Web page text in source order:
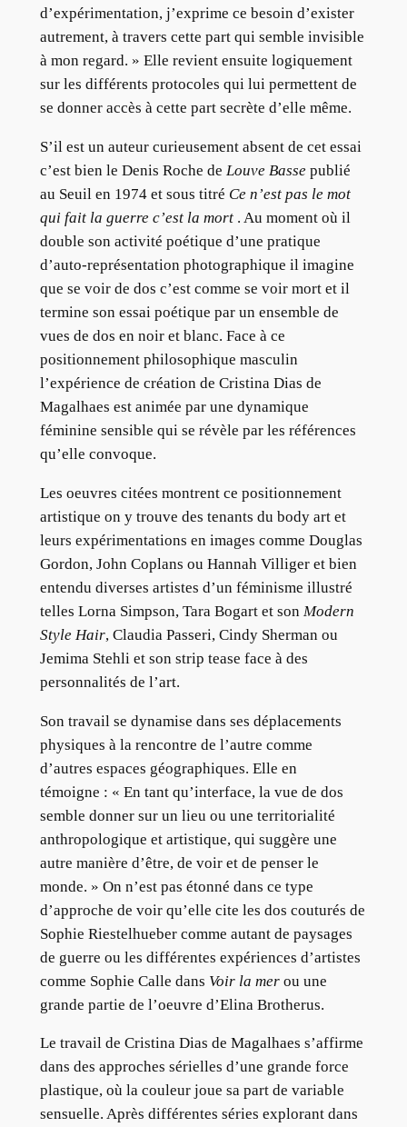
d’expérimentation, j’exprime ce besoin d’exister
autrement, à travers cette part qui semble invisible
à mon regard. » Elle revient ensuite logiquement
sur les différents protocoles qui lui permettent de
se donner accès à cette part secrète d’elle même.
S’il est un auteur curieusement absent de cet essai
c’est bien le Denis Roche de Louve Bassepublié
au Seuil en 1974 et sous titré Ce n’est pas le mot
qui fait la guerre c’est la mort. Au moment où il
double son activité poétique d’une pratique
d’auto-représentation photographique il imagine
que se voir de dos c’est comme se voir mort et il
termine son essai poétique par un ensemble de
vues de dos en noir et blanc. Face à ce
positionnement philosophique masculin
l’expérience de création de Cristina Dias de
Magalhaes est animée par une dynamique
féminine sensible qui se révèle par les références
qu’elle convoque.
Les oeuvres citées montrent ce positionnement
artistique on y trouve des tenants du body art et
leurs expérimentations en images comme Douglas
Gordon, John Coplans ou Hannah Villiger et bien
entendu diverses artistes d’un féminisme illustré
telles Lorna Simpson, Tara Bogart et son Modern
Style Hair, Claudia Passeri, Cindy Sherman ou
Jemima Stehli et son strip tease face à des
personnalités de l’art.
Son travail se dynamise dans ses déplacements
physiques à la rencontre de l’autre comme
d’autres espaces géographiques. Elle en
témoigne : « En tant qu’interface, la vue de dos
semble donner sur un lieu ou une territorialité
anthropologique et artistique, qui suggère une
autre manière d’être, de voir et de penser le
monde. » On n’est pas étonné dans ce type
d’approche de voir qu’elle cite les dos couturés de
Sophie Riestelhueber comme autant de paysages
de guerre ou les différentes expériences d’artistes
comme Sophie Calle dans Voir la merou une
grande partie de l’oeuvre d’Elina Brotherus.
Le travail de Cristina Dias de Magalhaes s’affirme
dans des approches sérielles d’une grande force
plastique, où la couleur joue sa part de variable
sensuelle. Après différentes séries explorant dans